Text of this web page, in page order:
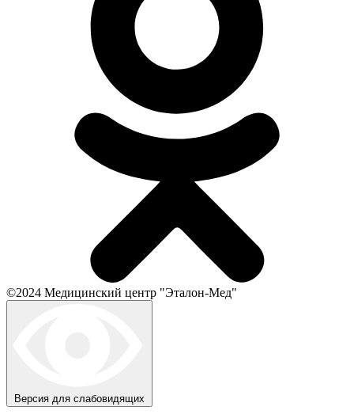
©2024 Медицинский центр "Эталон-Мед"
Версия для слабовидящих